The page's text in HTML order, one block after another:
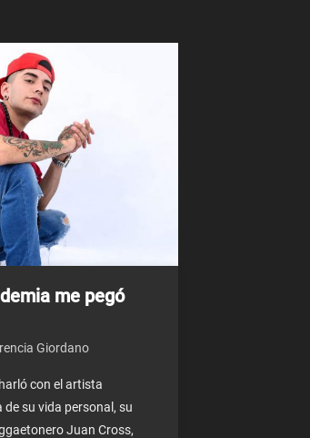
me pegó
Giordano
con el artista
su vida personal, su
Juan Cross,